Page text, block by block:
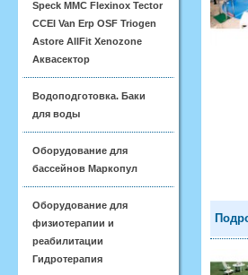
Speck MMC Flexinox Tector
CCEI Van Erp OSF Triogen
Astore AllFit Xenozone
Аквасектор
Водоподготовка. Баки
для воды
Оборудование для
бассейнов Маркопул
Оборудование для
физиотерапии и
реабилитации
Гидротерапия